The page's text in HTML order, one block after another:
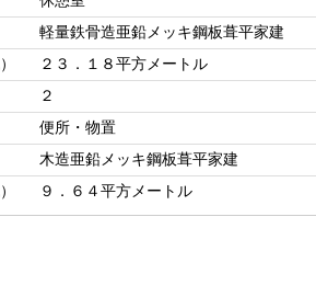
軽量鉄骨造亜鉛メッキ鋼板葺平家建
２３．１８平方メートル
２
便所・物置
木造亜鉛メッキ鋼板葺平家建
９．６４平方メートル